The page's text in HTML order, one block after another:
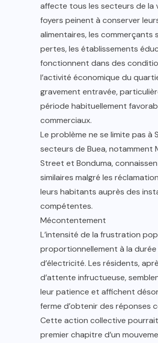
affecte tous les secteurs de la
foyers peinent à conserver
alimentaires, les commerçants
pertes, les établissements
fonctionnent dans des
l’activité économique du
gravement entravée,
période habituellement
commerciaux.
Le problème ne se limite pas à
secteurs de Buea, notamment
Street et Bonduma,
similaires malgré les
leurs habitants auprès des
compétentes.
Mécontentement
L’intensité de la frustration
proportionnellement à la
d’électricité. Les résidents,
d’attente infructueuse,
leur patience et affichent
ferme d’obtenir des réponses
Cette action collective
premier chapitre d’un